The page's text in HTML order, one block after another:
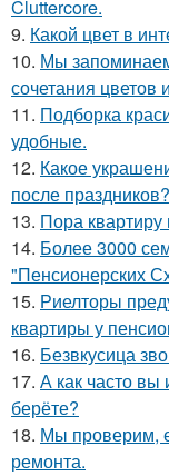
Cluttercore.
9. Какой цвет в
10. Мы
сочетания цветов
11. Подборка
удобные.
12. Какое
после праздников?
13. Пора квартиру
14. Более 3000
"Пенсионерских
15. Риелторы
квартиры у
16. Безвкусица
17. А как часто вы
берёте?
18. Мы проверим,
ремонта.